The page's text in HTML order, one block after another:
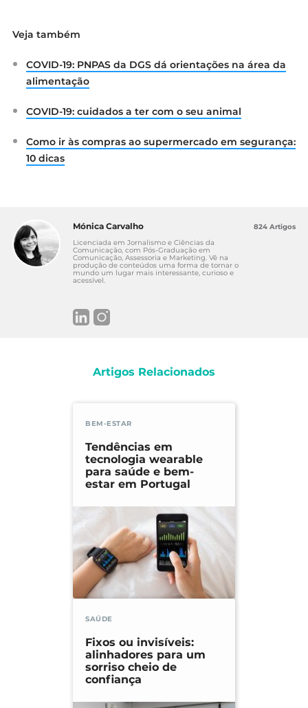
transmissão em estabelecimentos de
em:https://www.dgs.pt/directrizes-da-
dgs/orientacoes-e-circulares-
17032020-pdf.aspx
Isolamento, disponível
em:
Prevention, disponível
em:https://www.cdc.gov/coronavirus/2019-
ncov/prevent-getting-sick/cleaning-
disinfection.html
tempo de coronavírus, disponível
em:https://www.deco.proteste.pt/saude/do
Veja também
COVID-19: PNPAS da DGS dá orientações na área da
alimentação
COVID-19: cuidados a ter com o seu animal
Como ir às compras ao supermercado em segurança:
10 dicas
Mónica Carvalho
Licenciada em Jornalismo e Ciências da
Comunicação, com Pós-Graduação em
Comunicação, Assessoria e Marketing. Vê na
produção de conteúdos uma forma de tornar o
mundo um lugar mais interessante, curioso e
acessível.
824 Artigos
Artigos Relacionados
BEM-ESTAR
Tendências em
tecnologia wearable
para saúde e bem-
estar em Portugal
SAÚDE
Fixos ou invisíveis:
alinhadores para um
sorriso cheio de
confiança